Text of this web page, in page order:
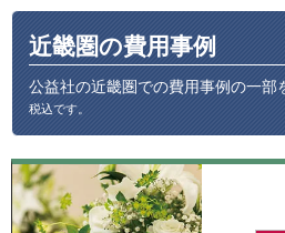
近畿圏の費用事例
公益社の近畿圏での費用事例の一部
税込です。